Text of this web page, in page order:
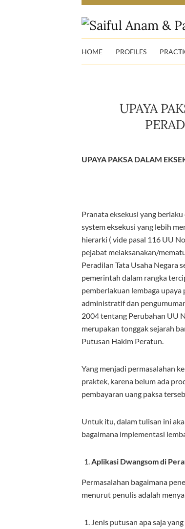
HOME PROFILES
UPAYA
UPAYA PAKSA DALAM
Pranata eksekusi yang
system eksekusi yang lebih
hierarki ( vide pasal 116 UU
pejabat melaksanakan/
Peradilan Tata Usaha Negara
pemerintah dalam rangka
pemberlakuan lembaga upaya
administratif dan
2004 tentang Perubahan UU
merupakan tonggak sejarah
Putusan Hakim Peratun.
Yang menjadi permasalahan
praktek, karena belum ada
pembayaran uang paksa
Untuk itu, dalam tulisan ini
bagaimana implementasi
Aplikasi Dwangsom di
Permasalahan bagaimana
menurut penulis adalah
Jenis putusan apa saja